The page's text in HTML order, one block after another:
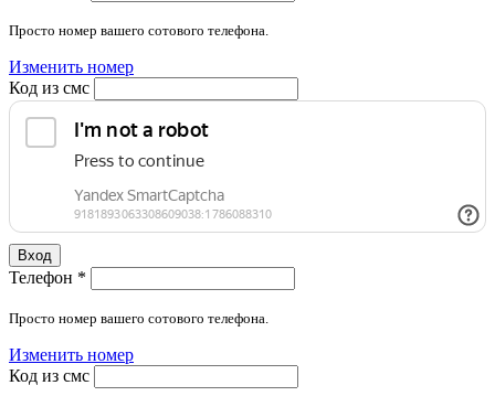
Просто номер вашего сотового телефона.
Изменить номер
Код из смс
Вход
Телефон *
Просто номер вашего сотового телефона.
Изменить номер
Код из смс